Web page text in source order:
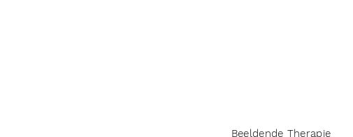
Beeldende Therapie